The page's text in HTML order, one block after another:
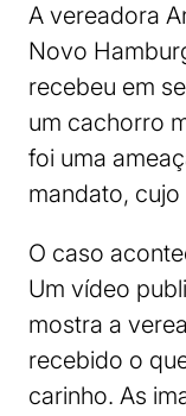
A vereadora
Novo
recebeu em
um cachorro
foi uma
mandato, cujo
O caso
Um vídeo
mostra a
recebido o
carinho. As